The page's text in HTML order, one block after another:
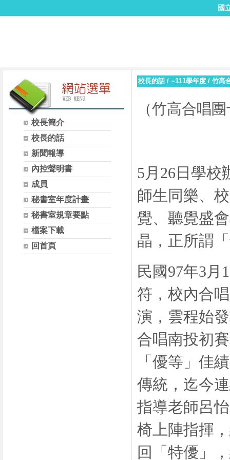
國
校長簡介
校長的話
新聞報導
內控聲明書
成員
秘書室年度計畫
秘書室規章要點
檔案下載
回首頁
校長的話 / ~111學年度 / 竹高
（竹高合唱
5 月 26 日學校
師生同樂、
覺、聽覺盛
晶，正所謂
民國 97年3 月
符，校內合
演，雲程始
合唱南投初
「優等」佳
傳統，迄今
指導老師呂
椅上陣指揮
回「特優」